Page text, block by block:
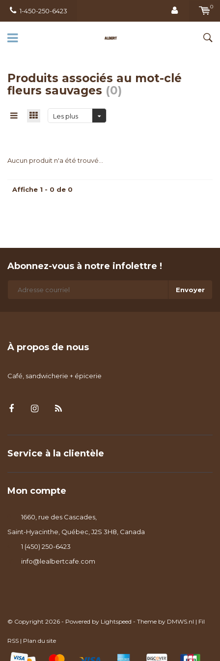
1-450-250-6423
0
Produits associés au mot-clé
fleurs sauvages (0)
Les plus
Aucun produit n'a été trouvé...
Affiche 1 - 0 de 0
Abonnez-vous à notre infolettre !
Envoyer
À propos de nous
Café, sandwicherie + épicerie
Service à la clientèle
Mon compte
1660, rue des Cascades,
Saint-Hyacinthe, Québec, J2S 3H8, Canada
1 (450) 250-6423
info@lealbertcafe.com
© Copyright 2026 - Powered by Lightspeed - Theme by DMWS.nl | Fil
RSS | Plan du site